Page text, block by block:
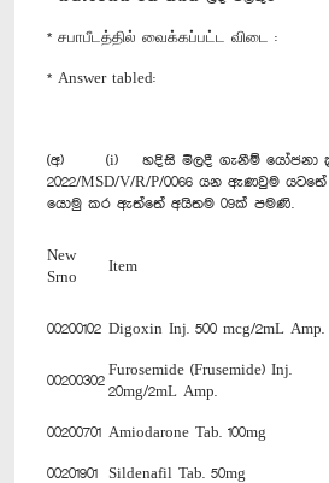
* சபாபீடத்தில் வைக்கப்பட்ட விடை :
* Answer tabled:
(අ) (i) හදිසි මිලදී ගැනීම් යෝජනා
2022/MSD/V/R/P/0066 යන ඇණවුම
යොමු කර ඇත්තේ අයිතම 09ක් පමණි.
New
Srno
Item
00200102 Digoxin Inj. 500 mcg/2mL Amp.
00200302
Furosemide (Frusemide) Inj.
20mg/2mL Amp.
00200701 Amiodarone Tab. 100mg
00201901 Sildenafil Tab. 50mg